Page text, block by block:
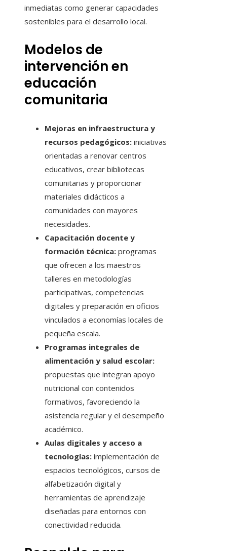
inmediatas como generar capacidades
sostenibles para el desarrollo local.
Modelos de
intervención en
educación
comunitaria
Mejoras en infraestructura y
recursos pedagógicos: iniciativas
orientadas a renovar centros
educativos, crear bibliotecas
comunitarias y proporcionar
materiales didácticos a
comunidades con mayores
necesidades.
Capacitación docente y
formación técnica: programas
que ofrecen a los maestros
talleres en metodologías
participativas, competencias
digitales y preparación en oficios
vinculados a economías locales de
pequeña escala.
Programas integrales de
alimentación y salud escolar:
propuestas que integran apoyo
nutricional con contenidos
formativos, favoreciendo la
asistencia regular y el desempeño
académico.
Aulas digitales y acceso a
tecnologías: implementación de
espacios tecnológicos, cursos de
alfabetización digital y
herramientas de aprendizaje
diseñadas para entornos con
conectividad reducida.